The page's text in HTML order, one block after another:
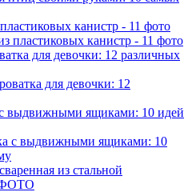
канистр - 11 фото
для девочки: 12 различных
выдвижными ящиками: 10 идей
из стальной
ФОТО